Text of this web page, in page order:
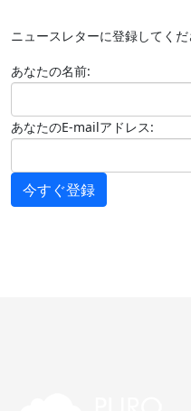
ニュースレターに登録してくだ
あなたの名前:
あなたのE-mailアドレス:
今すぐ登録